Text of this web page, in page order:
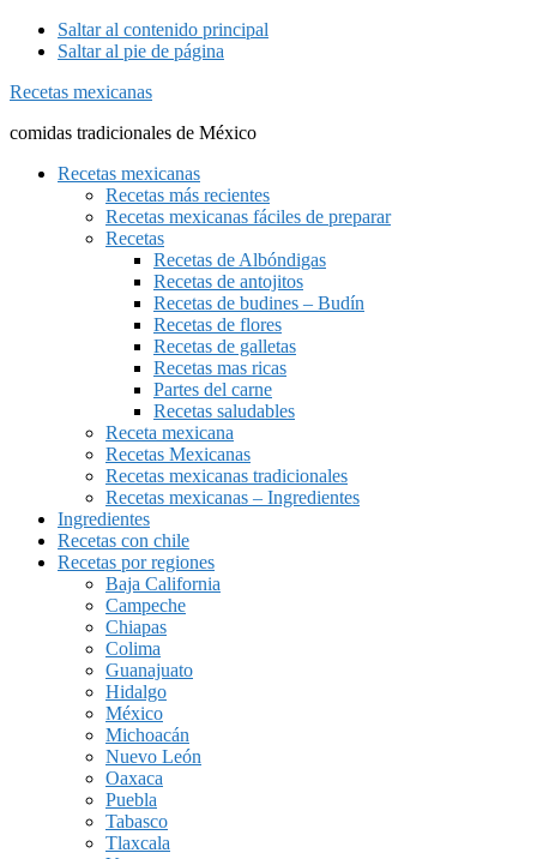
Saltar al contenido principal
Saltar al pie de página
Recetas mexicanas
comidas tradicionales de México
Recetas mexicanas
Recetas más recientes
Recetas mexicanas fáciles de preparar
Recetas
Recetas de Albóndigas
Recetas de antojitos
Recetas de budines – Budín
Recetas de flores
Recetas de galletas
Recetas mas ricas
Partes del carne
Recetas saludables
Receta mexicana
Recetas Mexicanas
Recetas mexicanas tradicionales
Recetas mexicanas – Ingredientes
Ingredientes
Recetas con chile
Recetas por regiones
Baja California
Campeche
Chiapas
Colima
Guanajuato
Hidalgo
México
Michoacán
Nuevo León
Oaxaca
Puebla
Tabasco
Tlaxcala